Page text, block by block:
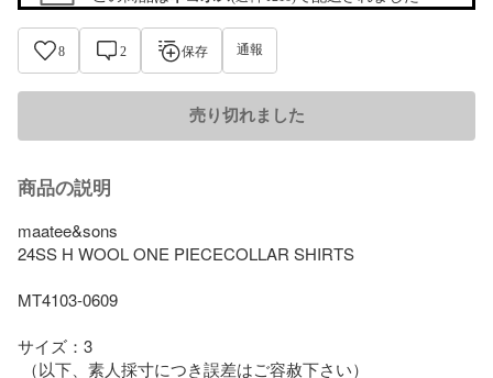
8 2 保存 通報
売り切れました
商品の説明
maatee&sons
24SS H WOOL ONE PIECECOLLAR SHIRTS
MT4103-0609
サイズ：3